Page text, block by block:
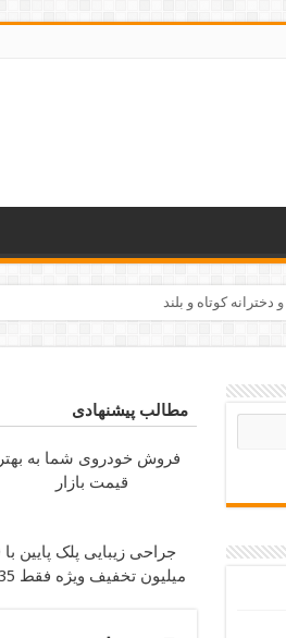
دخترانه کوتاه و بلند
مطالب پیشنهادی
فروش خودروی شما به
قیمت بازار
میلیون تخفیف ویژه فقط 35